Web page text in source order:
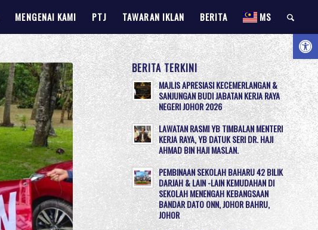
MENGENAI KAMI PTJ TAWARAN IKLAN BERITA MS
BERITA TERKINI
MAJLIS APRESIASI KECEMERLANGAN &
SANJUNGAN BUDI JABATAN KERJA RAYA
NEGERI JOHOR 2026
LAWATAN RASMI YB TIMBALAN MENTERI
KERJA RAYA, YB DATUK SERI DR. HAJI
AHMAD BIN HAJI MASLAN.
PEMBINAAN SEKOLAH BAHARU 42 BILIK
DARJAH & LAIN -LAIN KEMUDAHAN DI
SEKOLAH MENENGAH KEBANGSAAN
BANDAR DATO ONN, JOHOR BAHRU,
JOHOR